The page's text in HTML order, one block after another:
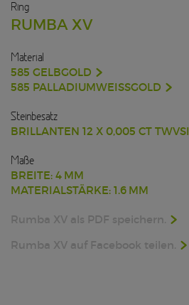
Ring
RUMBA XV
Material
585 GELBGOLD
585 PALLADIUMWEISSGOLD
Steinbesatz
BRILLANTEN 12 X 0,005 CT TWVSI
Maße
BREITE: 4 MM
MATERIALSTÄRKE: 1.6 MM
Rumba XV als PDF speichern.
Rumba XV auf Facebook teilen.